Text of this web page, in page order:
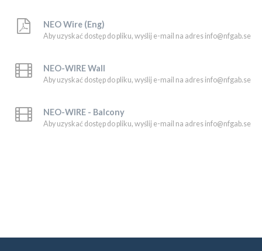
NEO Wire (Eng)
Aby uzyskać dostęp do pliku, wyślij e-mail na adres info@nfgab.se
NEO-WIRE Wall
Aby uzyskać dostęp do pliku, wyślij e-mail na adres info@nfgab.se
NEO-WIRE - Balcony
Aby uzyskać dostęp do pliku, wyślij e-mail na adres info@nfgab.se